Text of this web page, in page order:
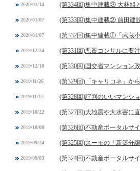
2020/01/14 (第334回)集中連載③ 大林組
2020/01/07 (第333回)集中連載② 前田建
2020/01/07 (第332回)集中連載①「武蔵
2019/12/24 (第331回)悪質コンサルに要
2019/12/10 (第330回)国交省マンション
2019/11/26 (第329回)「キャリコネ」か
2019/11/12 (第328回)評判のいいマンシ
2019/10/22 (第327回)大地震や大水害に
2019/10/08 (第326回)不動産ポータルサ
2019/09/24 (第325回)スーモの「新築分
2019/09/03 (第324回)不動産ポータルサ